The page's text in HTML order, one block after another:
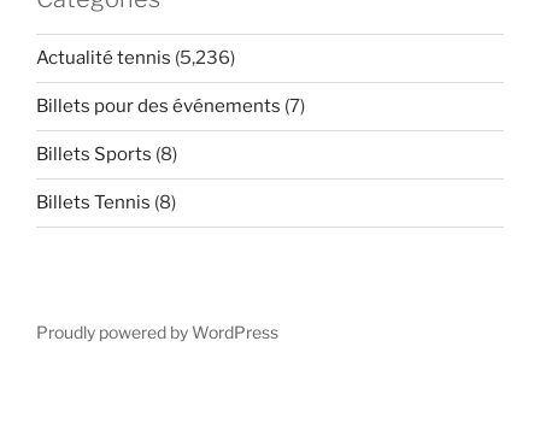
Actualité tennis (5,236)
Billets pour des événements (7)
Billets Sports (8)
Billets Tennis (8)
Proudly powered by WordPress